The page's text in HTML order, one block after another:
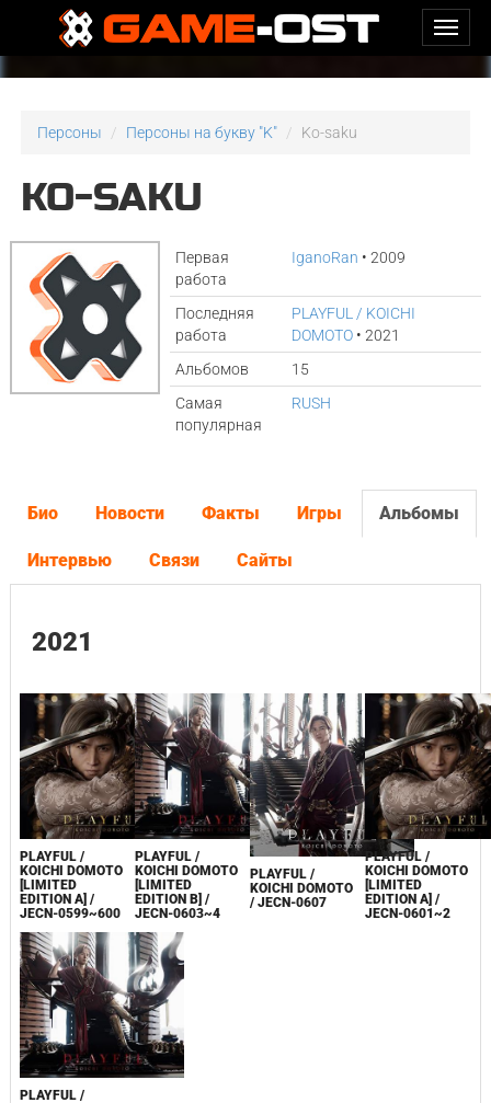
Персоны Персоны на букву "K" Ko-saku
KO-SAKU
Первая
работа
IganoRan • 2009
Последняя
работа
PLAYFUL / KOICHI
DOMOTO • 2021
Альбомов
15
Самая
популярная
RUSH
Био Новости Факты Игры Альбомы
Интервью Связи Сайты
2021
PLAYFUL /
KOICHI DOMOTO
[LIMITED
EDITION A] /
JECN-0599~600
PLAYFUL /
KOICHI DOMOTO
[LIMITED
EDITION B] /
JECN-0603~4
PLAYFUL /
KOICHI DOMOTO
/ JECN-0607
PLAYFUL /
KOICHI DOMOTO
[LIMITED
EDITION A] /
JECN-0601~2
PLAYFUL /